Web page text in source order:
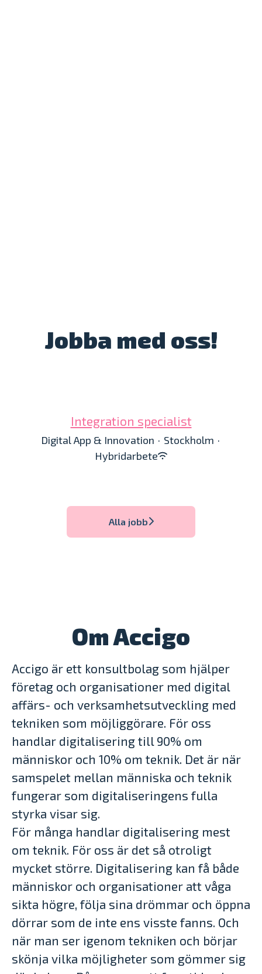
Jobba med oss!
Integration specialist
Digital App & Innovation · Stockholm ·
Hybridarbete
Alla jobb
Om Accigo
Accigo är ett konsultbolag som hjälper
företag och organisationer med digital
affärs- och verksamhetsutveckling med
tekniken som möjliggörare. För oss
handlar digitalisering till 90% om
människor och 10% om teknik. Det är när
samspelet mellan människa och teknik
fungerar som digitaliseringens fulla
styrka visar sig.
För många handlar digitalisering mest
om teknik. För oss är det så otroligt
mycket större. Digitalisering kan få både
människor och organisationer att våga
sikta högre, följa sina drömmar och öppna
dörrar som de inte ens visste fanns. Och
när man ser igenom tekniken och börjar
skönja vilka möjligheter som gömmer sig